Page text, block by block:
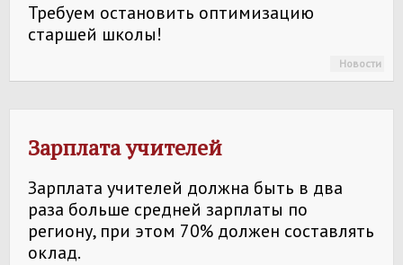
Требуем остановить оптимизацию
старшей школы!
Новости
Зарплата учителей
Зарплата учителей должна быть в два
раза больше средней зарплаты по
региону, при этом 70% должен составлять
оклад.